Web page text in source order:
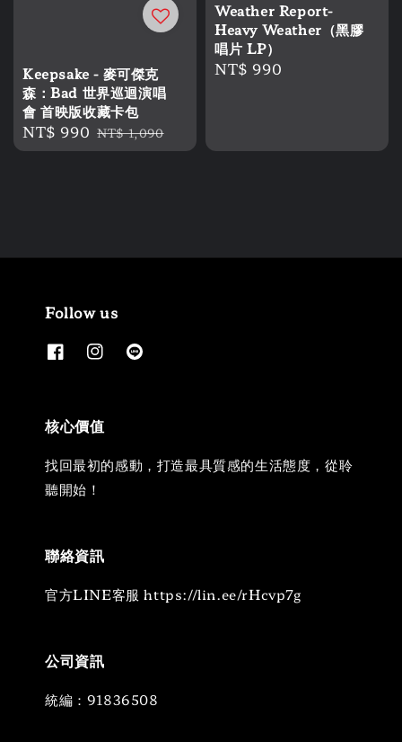
Keepsake - 麥可傑克
森：Bad 世界巡迴演唱
會 首映版收藏卡包
Sale
price
NT$ 990 Regular
price
NT$ 1,090
Weather Report-
Heavy Weather（黑膠
唱片 LP）
Regular
NT$ 990
Follow us
核心價值
找回最初的感動，打造最具質感的生活態度，從聆
聽開始！
聯絡資訊
官方LINE客服 https://lin.ee/rHcvp7g
公司資訊
統編：91836508